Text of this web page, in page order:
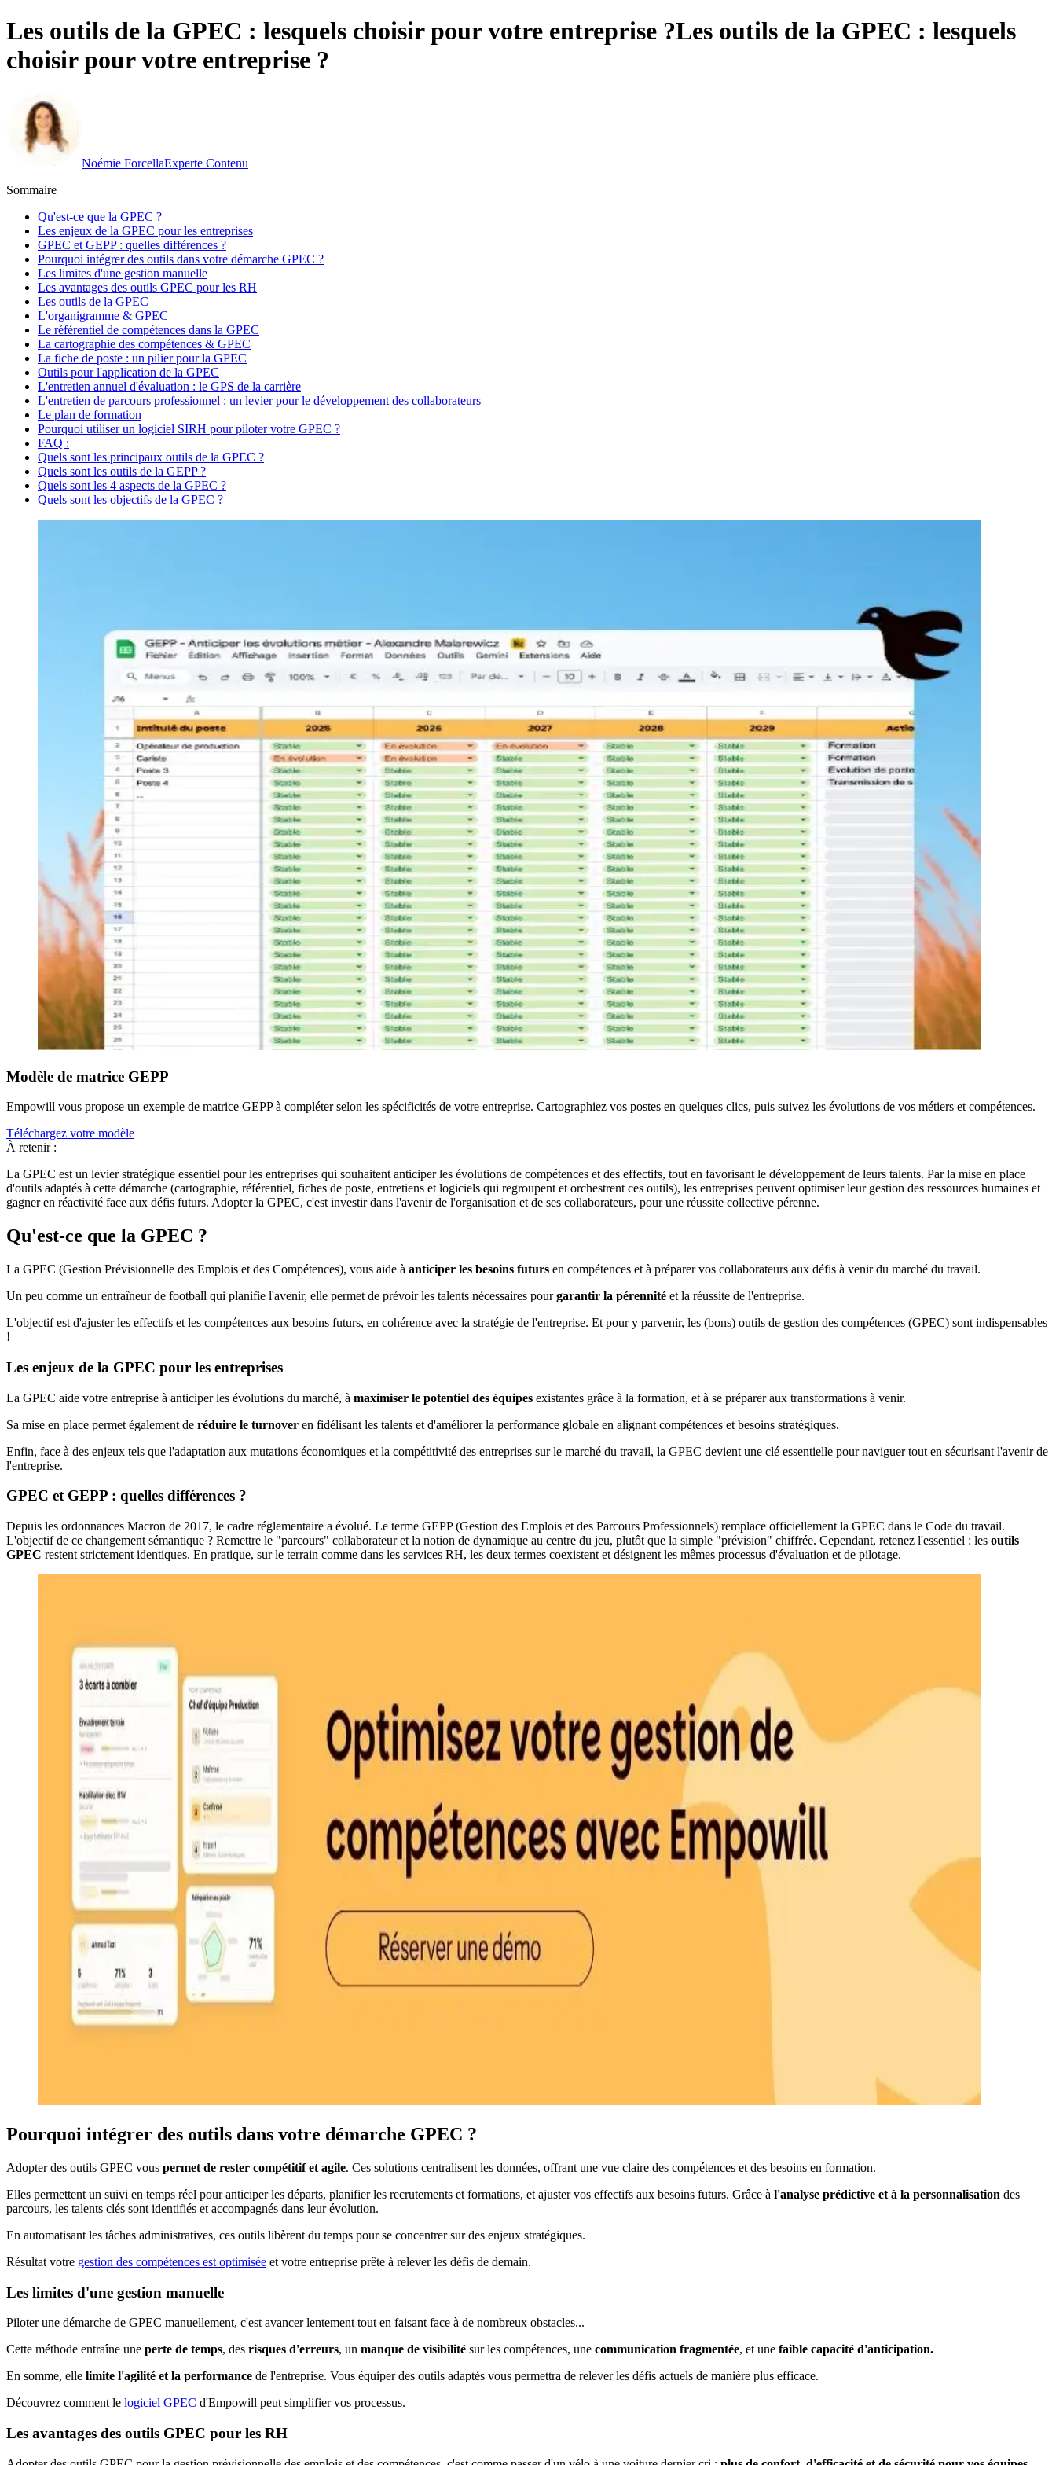
Les outils de la GPEC : lesquels choisir pour votre entreprise ?Les outils de la GPEC : lesquels
choisir pour votre entreprise ?
Noémie ForcellaExperte Contenu
Sommaire
Qu'est-ce que la GPEC ?
Les enjeux de la GPEC pour les entreprises
GPEC et GEPP : quelles différences ?
Pourquoi intégrer des outils dans votre démarche GPEC ?
Les limites d'une gestion manuelle
Les avantages des outils GPEC pour les RH
Les outils de la GPEC
L'organigramme & GPEC
Le référentiel de compétences dans la GPEC
La cartographie des compétences & GPEC
La fiche de poste : un pilier pour la GPEC
Outils pour l'application de la GPEC
L'entretien annuel d'évaluation : le GPS de la carrière
L'entretien de parcours professionnel : un levier pour le développement des collaborateurs
Le plan de formation
Pourquoi utiliser un logiciel SIRH pour piloter votre GPEC ?
FAQ :
Quels sont les principaux outils de la GPEC ?
Quels sont les outils de la GEPP ?
Quels sont les 4 aspects de la GPEC ?
Quels sont les objectifs de la GPEC ?
Modèle de matrice GEPP
Empowill vous propose un exemple de matrice GEPP à compléter selon les spécificités de votre entreprise. Cartographiez vos postes en quelques clics, puis suivez les évolutions de vos métiers et compétences.
Téléchargez votre modèle
À retenir :
La GPEC est un levier stratégique essentiel pour les entreprises qui souhaitent anticiper les évolutions de compétences et des effectifs, tout en favorisant le développement de leurs talents. Par la mise en place
d'outils adaptés à cette démarche (cartographie, référentiel, fiches de poste, entretiens et logiciels qui regroupent et orchestrent ces outils), les entreprises peuvent optimiser leur gestion des ressources humaines et
gagner en réactivité face aux défis futurs. Adopter la GPEC, c'est investir dans l'avenir de l'organisation et de ses collaborateurs, pour une réussite collective pérenne.
Qu'est-ce que la GPEC ?
La GPEC (Gestion Prévisionnelle des Emplois et des Compétences), vous aide à anticiper les besoins futurs en compétences et à préparer vos collaborateurs aux défis à venir du marché du travail.
Un peu comme un entraîneur de football qui planifie l'avenir, elle permet de prévoir les talents nécessaires pourgarantir la pérennité et la réussite de l'entreprise.
L'objectif est d'ajuster les effectifs et les compétences aux besoins futurs, en cohérence avec la stratégie de l'entreprise. Et pour y parvenir, les (bons) outils de gestion des compétences (GPEC) sont indispensables
!
Les enjeux de la GPEC pour les entreprises
La GPEC aide votre entreprise à anticiper les évolutions du marché, à maximiser le potentiel des équipes existantes grâce à la formation, et à se préparer aux transformations à venir.
Sa mise en place permet également de réduire le turnover en fidélisant les talents et d'améliorer la performance globale en alignant compétences et besoins stratégiques.
Enfin, face à des enjeux tels que l'adaptation aux mutations économiques et la compétitivité des entreprises sur le marché du travail, la GPEC devient une clé essentielle pour naviguer tout en sécurisant l'avenir de
l'entreprise.
GPEC et GEPP : quelles différences ?
Depuis les ordonnances Macron de 2017, le cadre réglementaire a évolué. Le terme GEPP (Gestion des Emplois et des Parcours Professionnels) remplace officiellement la GPEC dans le Code du travail.
L'objectif de ce changement sémantique ? Remettre le "parcours" collaborateur et la notion de dynamique au centre du jeu, plutôt que la simple "prévision" chiffrée. Cependant, retenez l'essentiel : les outils
GPEC restent strictement identiques. En pratique, sur le terrain comme dans les services RH, les deux termes coexistent et désignent les mêmes processus d'évaluation et de pilotage.
Pourquoi intégrer des outils dans votre démarche GPEC ?
Adopter des outils GPEC vous permet de rester compétitif et agile. Ces solutions centralisent les données, offrant une vue claire des compétences et des besoins en formation.
Elles permettent un suivi en temps réel pour anticiper les départs, planifier les recrutements et formations, et ajuster vos effectifs aux besoins futurs. Grâce à l'analyse prédictive et à la personnalisation des
parcours, les talents clés sont identifiés et accompagnés dans leur évolution.
En automatisant les tâches administratives, ces outils libèrent du temps pour se concentrer sur des enjeux stratégiques.
Résultat votre gestion des compétences est optimisée et votre entreprise prête à relever les défis de demain.
Les limites d'une gestion manuelle
Piloter une démarche de GPEC manuellement, c'est avancer lentement tout en faisant face à de nombreux obstacles...
Cette méthode entraîne une perte de temps, des risques d'erreurs, un manque de visibilité sur les compétences, une communication fragmentée, et une faible capacité d'anticipation.
En somme, elle limite l'agilité et la performance de l'entreprise. Vous équiper des outils adaptés vous permettra de relever les défis actuels de manière plus efficace.
Découvrez comment le logiciel GPEC d'Empowill peut simplifier vos processus.
Les avantages des outils GPEC pour les RH